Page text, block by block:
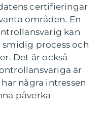
certifieringar
områden. En
kan
smidig process och
Det är också
är
några intressen
påverka